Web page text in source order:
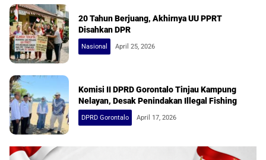
20 Tahun Berjuang, Akhirnya UU PPRT
Disahkan DPR
Nasional April 25, 2026
Komisi II DPRD Gorontalo Tinjau Kampung
Nelayan, Desak Penindakan Illegal Fishing
DPRD Gorontalo April 17, 2026